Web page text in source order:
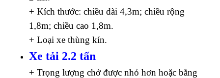
+ Kích thước: chiều dài 4,3m; chiều rộng
1,8m; chiều cao 1,8m.
+ Loại xe thùng kín.
Xe tải 2.2 tấn
+ Trọng lượng chở được nhỏ hơn hoặc bằng